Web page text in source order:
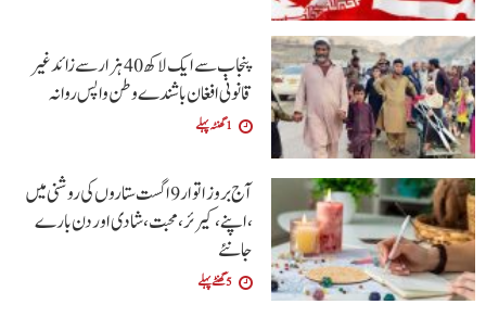
پنجاب سے ایک لاکھ 40 ہزار سے زائد غیر
قانونی افغان باشندے وطن واپس روانہ
1 گھنٹہ پہلے
آج بروز اتوار9 اگست ستاروں کی روشنی میں
،اپنے،کیرئر،محبت ،شادی اور دن بارے
جانئے
5 گھنٹے پہلے